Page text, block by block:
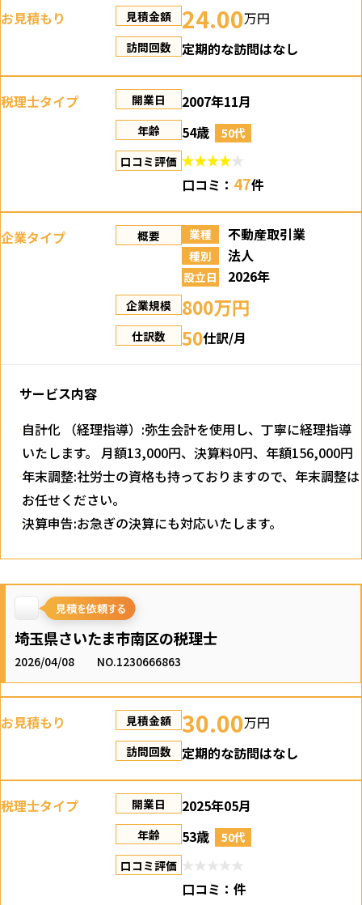
お見積もり 見積金額 24.00万円
訪問回数 定期的な訪問はなし
税理士タイプ 開業日 2007年11月
年齢 54歳
50代
口コミ評価
口コミ： 47件
企業タイプ 概要 業種 不動産取引業
種別 法人
設立日 2026年
企業規模 800万円
仕訳数 50仕訳/月
サービス内容
自計化 （経理指導）:弥生会計を使用し、丁寧に経理指導
いたします。 月額13,000円、決算料0円、年額156,000円
年末調整:社労士の資格も持っておりますので、年末調整は
お任せください。
決算申告:お急ぎの決算にも対応いたします。
埼玉県さいたま市南区の税理士
2026/04/08 NO.1230666863
お見積もり 見積金額 30.00万円
訪問回数 定期的な訪問はなし
税理士タイプ 開業日 2025年05月
年齢 53歳
50代
口コミ評価
口コミ：件